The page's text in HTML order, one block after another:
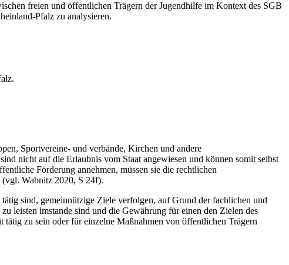
freien und öffentlichen Trägern der Jugendhilfe im Kontext des SGB
Pfalz zu analysieren.
Sportvereine- und verbände, Kirchen und andere
nicht auf die Erlaubnis vom Staat angewiesen und können somit selbst
Förderung annehmen, müssen sie die rechtlichen
Wabnitz 2020, S 24f).
sind, gemeinnützige Ziele verfolgen, auf Grund der fachlichen und
leisten imstande sind und die Gewährung für einen den Zielen des
zu sein oder für einzelne Maßnahmen von öffentlichen Trägern